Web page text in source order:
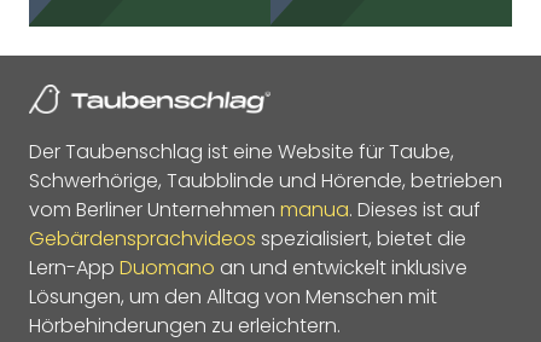
Der Taubenschlag ist eine Website für Taube,
Schwerhörige, Taubblinde und Hörende, betrieben
vom Berliner Unternehmen manua. Dieses ist auf
Gebärdensprachvideos spezialisiert, bietet die
Lern-App Duomano an und entwickelt inklusive
Lösungen, um den Alltag von Menschen mit
Hörbehinderungen zu erleichtern.